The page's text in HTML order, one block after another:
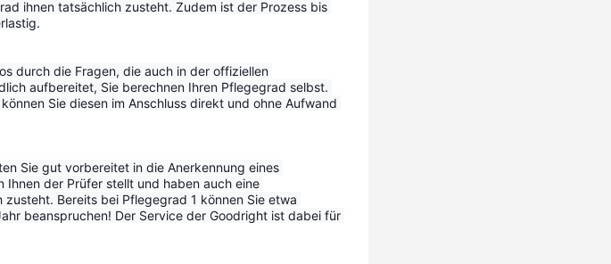
ihnen tatsächlich zusteht. Zudem ist der Prozess bis
durch die Fragen, die auch in der offiziellen
aufbereitet, Sie berechnen Ihren Pflegegrad selbst.
Sie diesen im Anschluss direkt und ohne Aufwand
Sie gut vorbereitet in die Anerkennung eines
Ihnen der Prüfer stellt und haben auch eine
Bereits bei Pflegegrad 1 können Sie etwa
beanspruchen! Der Service der Goodright ist dabei für